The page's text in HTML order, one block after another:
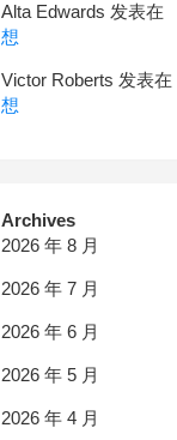
Alta Edwards 发表在
想
Victor Roberts 发表在
想
Archives
2026 年 8 月
2026 年 7 月
2026 年 6 月
2026 年 5 月
2026 年 4 月